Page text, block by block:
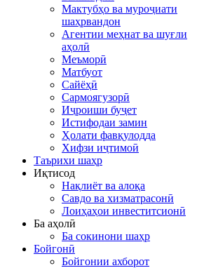
Мактубҳо ва муроҷиати
шаҳрвандон
Агентии меҳнат ва шуғли
аҳолӣ
Меъморӣ
Матбуот
Сайёҳӣ
Сармоягузорӣ
Иҷроиши буҷет
Истифодаи замин
Ҳолати фавқулодда
Хифзи иҷтимоӣ
Таърихи шаҳр
Иқтисод
Нақлиёт ва алоқа
Савдо ва хизматрасонӣ
Лоиҳаҳои инвеститсионӣ
Ба аҳолӣ
Ба сокинони шаҳр
Бойгонӣ
Бойгонии ахборот